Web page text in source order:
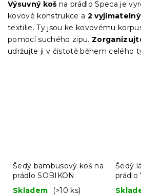
Výsuvný koš na prádlo Speca je
kovové konstrukce a 2
textilie. Ty jsou ke kovovému
pomocí suchého zipu.
udržujte ji v čistotě během celého
Šedý bambusový koš na
prádlo SOBIKON
Skladem
(>10 ks)
Šedý
prádlo